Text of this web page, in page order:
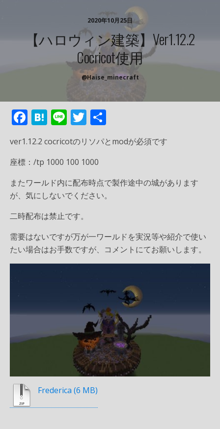
2020年10月25日
【ハロウィン建築】ver1.12.2
Cocricot使用
@Haise_minecraft
F
ac
e
b
o
o
k
H
at
e
n
a
Li
e
T
itt
er
ver1.12.2 cocricotのリソパとmodが必須です
座標：/tp 1000 100 1000
またワールド内に配布時点で製作途中の城があります
が、気にしないでください。
二時配布は禁止です。
需要はないですが万が一ワールドを実況等や紹介で使い
たい場合はお手数ですが、コメントにてお願いします。
Frederica